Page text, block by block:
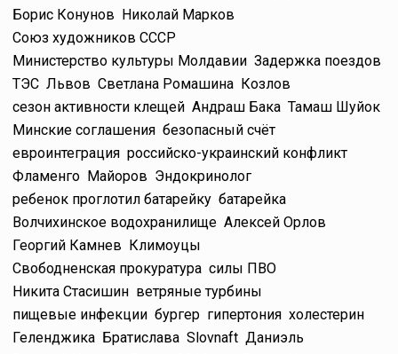
Борис Конунов Николай Марков
Союз художников СССР
Министерство культуры Молдавии Задержка поездов
ТЭС Львов Светлана Ромашина Козлов
сезон активности клещей Андраш Бака Тамаш Шуйок
Минские соглашения безопасный счёт
евроинтеграция российско-украинский конфликт
Фламенго Майоров Эндокринолог
ребенок проглотил батарейку батарейка
Волчихинское водохранилище Алексей Орлов
Георгий Камнев Климоуцы
Свободненская прокуратура силы ПВО
Никита Стасишин ветряные турбины
пищевые инфекции бургер гипертония холестерин
Геленджика Братислава Slovnaft Даниэль